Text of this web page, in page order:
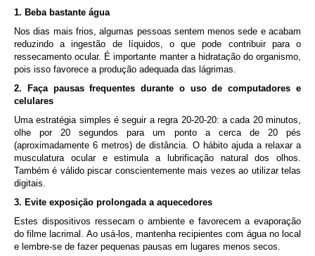
1. Beba bastante água
Nos dias mais frios, algumas pessoas sentem menos sede e acabam
reduzindo a ingestão de líquidos, o que pode contribuir para o
ressecamento ocular. É importante manter a hidratação do organismo,
pois isso favorece a produção adequada das lágrimas.
2. Faça pausas frequentes durante o uso de computadores e
celulares
Uma estratégia simples é seguir a regra 20-20-20: a cada 20 minutos,
olhe por 20 segundos para um ponto a cerca de 20 pés
(aproximadamente 6 metros) de distância. O hábito ajuda a relaxar a
musculatura ocular e estimula a lubrificação natural dos olhos.
Também é válido piscar conscientemente mais vezes ao utilizar telas
digitais.
3. Evite exposição prolongada a aquecedores
Estes dispositivos ressecam o ambiente e favorecem a evaporação
do filme lacrimal. Ao usá-los, mantenha recipientes com água no local
e lembre-se de fazer pequenas pausas em lugares menos secos.